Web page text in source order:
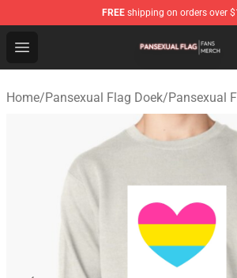
FREE shipping on orders over
Open menu
Pansexual Flag Shop - Official
Home/Pansexual Flag Doek/Pansexual